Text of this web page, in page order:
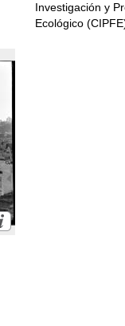
Investigación y
Ecológico